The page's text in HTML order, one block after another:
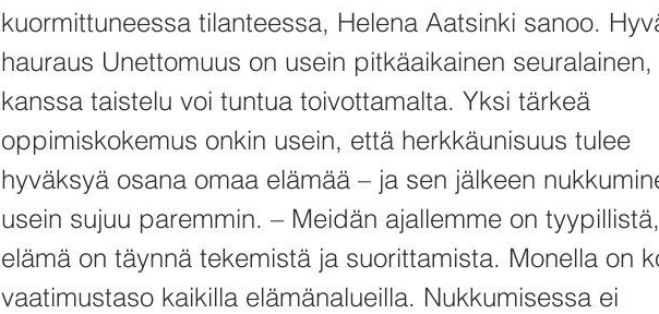
kuormittuneessa tilanteessa, Helena Aatsinki sanoo.
hauraus Unettomuus on usein pitkäaikainen
kanssa taistelu voi tuntua toivottamalta. Yksi tärkeä
oppimiskokemus onkin usein, että herkkäunisuus tulee
hyväksyä osana omaa elämää – ja sen jälkeen
usein sujuu paremmin. – Meidän ajallemme on
elämä on täynnä tekemistä ja suorittamista. Monella on
vaatimustaso kaikilla elämänalueilla. Nukkumisessa ei